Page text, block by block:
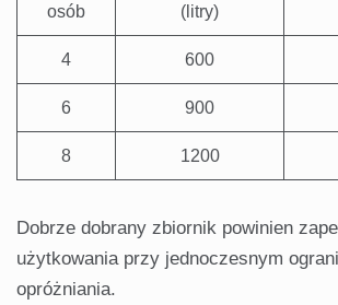
osób
(litry)
4 600
6 900
8 1200
Dobrze dobrany zbiornik powinien
użytkowania przy jednoczesnym
opróżniania.